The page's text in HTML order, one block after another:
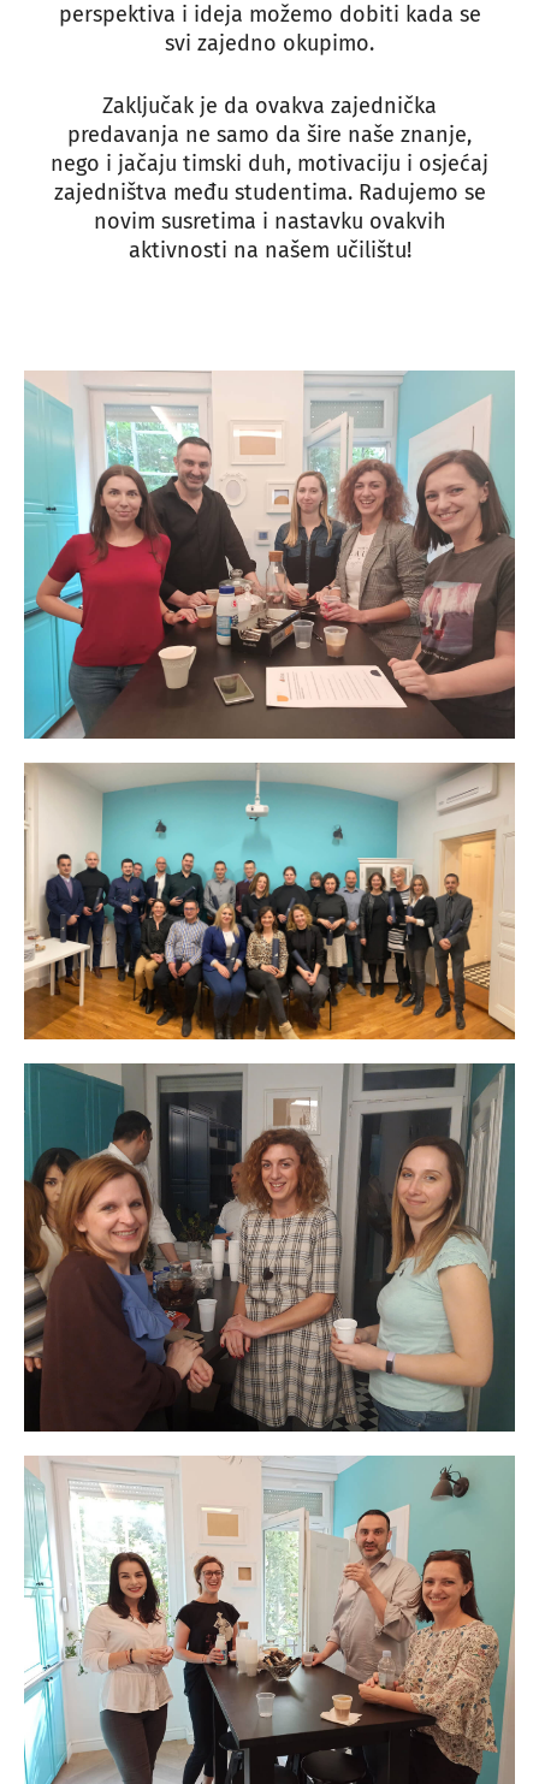
perspektiva i ideja možemo dobiti kada se
svi zajedno okupimo.
Zaključak je da ovakva zajednička
predavanja ne samo da šire naše znanje,
nego i jačaju timski duh, motivaciju i osjećaj
zajedništva među studentima. Radujemo se
novim susretima i nastavku ovakvih
aktivnosti na našem učilištu!